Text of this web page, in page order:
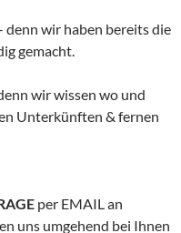
denn wir haben bereits die
gemacht.
wir wissen wo und
Unterkünften & fernen
per EMAIL an
uns umgehend bei Ihnen